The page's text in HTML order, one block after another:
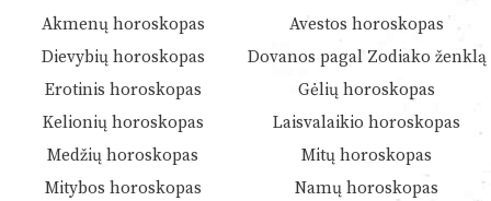
Akmenų horoskopas
Avestos horoskopas
Dievybių horoskopas
Dovanos pagal Zodiako ženklą
Erotinis horoskopas
Gėlių horoskopas
Kelionių horoskopas
Laisvalaikio horoskopas
Medžių horoskopas
Mitų horoskopas
Mitybos horoskopas
Namų horoskopas